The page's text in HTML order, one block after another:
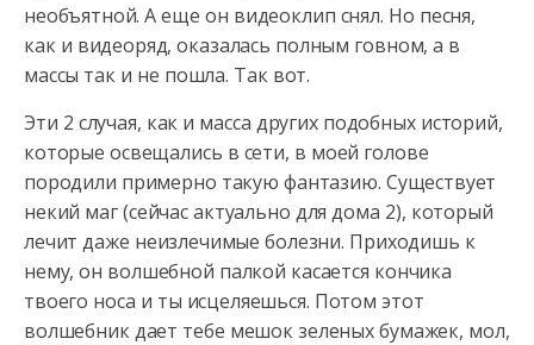
необъятной. А еще он видеоклип снял. Но песня,
как и видеоряд, оказалась полным говном, а в
массы так и не пошла. Так вот.
Эти 2 случая, как и масса других подобных историй,
которые освещались в сети, в моей голове
породили примерно такую фантазию. Существует
некий маг (сейчас актуально для дома 2), который
лечит даже неизлечимые болезни. Приходишь к
нему, он волшебной палкой касается кончика
твоего носа и ты исцеляешься. Потом этот
волшебник дает тебе мешок зеленых бумажек, мол,